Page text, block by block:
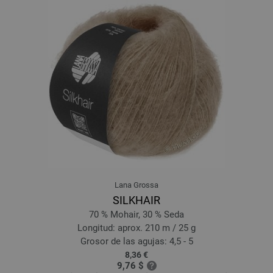
13-azul claro | EAN: 4033493364324
14-gris oscuro | EAN: 4033493364331
15-gris claro | EAN: 4033493364348
16-beige | EAN: 4033493364355
17-beige claro | EAN: 4033493364362
18-color crudo | EAN: 4033493364379
19-antracita | EAN: 4033493364386
20-negro | EAN: 4033493364393
21-verde claro | EAN: 4033493376891
22-hoja verde | EAN: 4033493376907
24-azul turquesa | EAN: 4033493376921
25-azul celeste | EAN: 4033493376938
26-taupe | EAN: 4033493376945
27-amarillo claro | EAN: 4033493376952
28-albaricoque | EAN: 4033493376969
Lana Grossa
SILKHAIR
70 % Mohair, 30 % Seda
Longitud: aprox. 210 m / 25 g
Grosor de las agujas: 4,5 - 5
8,36 €
9,76 $